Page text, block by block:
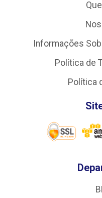
Informações
Política de
Política